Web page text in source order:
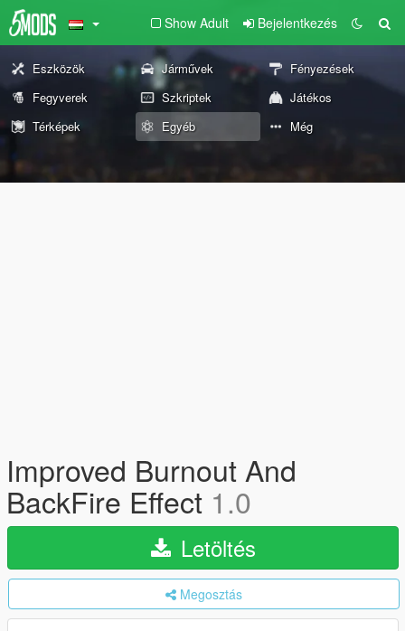
Show Adult Bejelentkezés
Eszközök Járművek
Fényezések
Fegyverek
Szkriptek
Játékos
Térképek
Egyéb Még
Improved Burnout And
BackFire Effect 1.0
Letöltés
Megosztás